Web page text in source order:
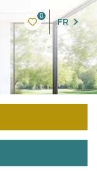
0
FR